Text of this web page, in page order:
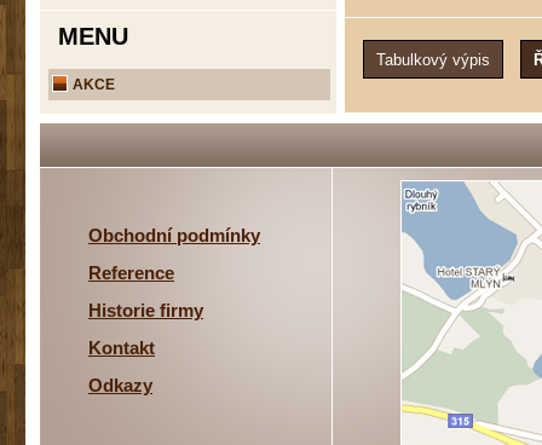
MENU
AKCE
Obchodní podmínky
Reference
Historie firmy
Kontakt
Odkazy